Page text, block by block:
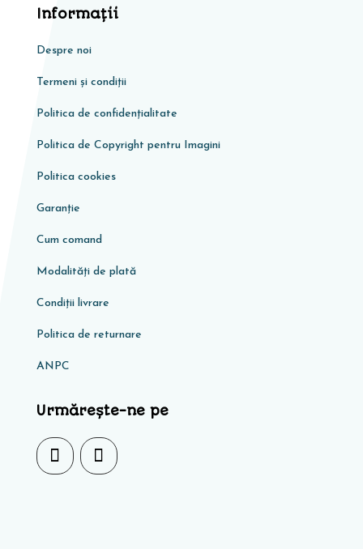
Informaţii
Despre noi
Termeni și condiții
Politica de confidențialitate
Politica de Copyright pentru Imagini
Politica cookies
Garanţie
Cum comand
Modalități de plată
Condiţii livrare
Politica de returnare
ANPC
Urmărește-ne pe